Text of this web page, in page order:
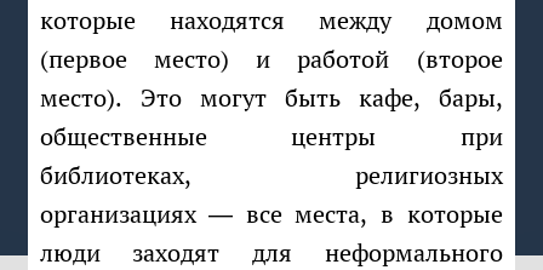
которые находятся между домом
(первое место) и работой (второе
место). Это могут быть кафе, бары,
общественные центры при
библиотеках, религиозных
организациях ― все места, в которые
люди заходят для неформального